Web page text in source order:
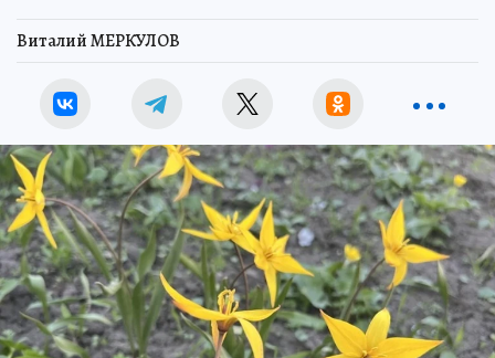
Виталий МЕРКУЛОВ